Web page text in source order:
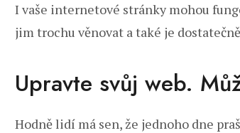
I vaše internetové stránky mohou
jim trochu věnovat a také je
Upravte svůj web.
Hodně lidí má sen, že jednoho dne